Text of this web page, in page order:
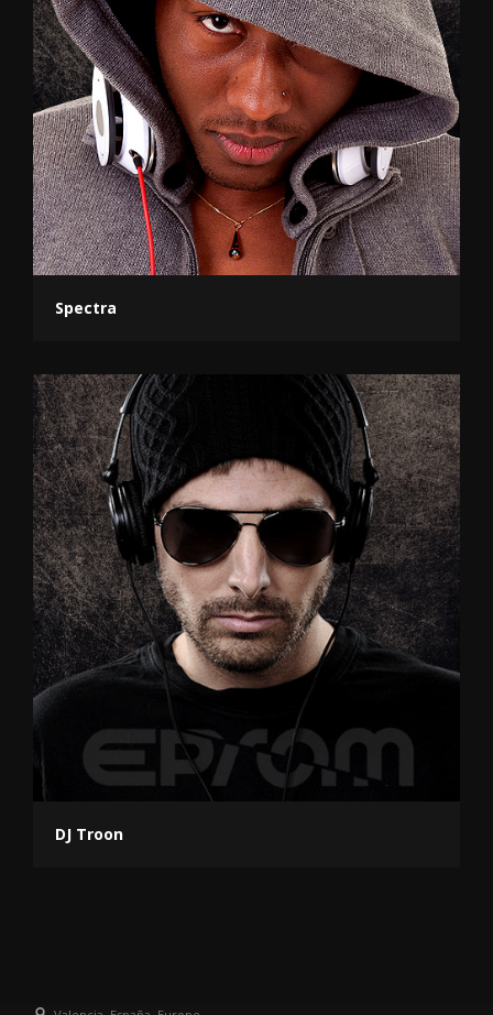
Spectra
DJ Troon